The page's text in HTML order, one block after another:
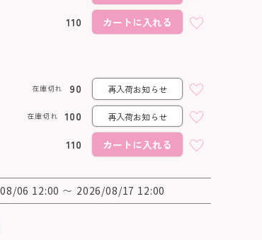
110 カートに入れる
90
在庫切れ 再入荷お知らせ
100
在庫切れ 再入荷お知らせ
110 カートに入れる
06 12:00 〜 2026/08/17 12:00